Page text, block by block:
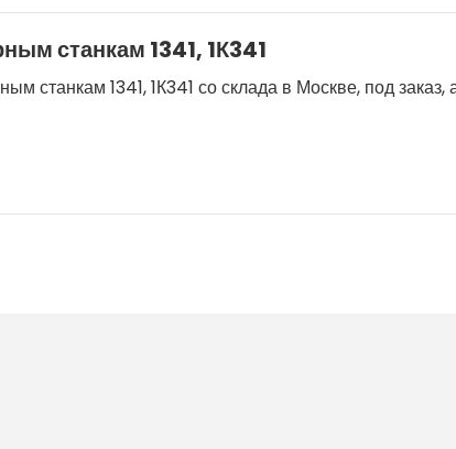
станкам 1341, 1К341
станкам 1341, 1К341 со склада в Москве, под заказ,